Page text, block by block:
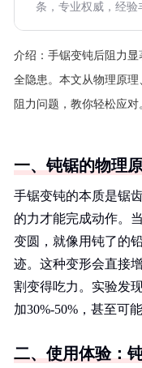
条，专业权威，经验
介绍： 手锯变钝后阻力
全隐患。本文从物理原
阻力问题，教你轻松应对
一、钝锯的物理
手锯变钝的本质是锯
的力才能完成动作。
变圆，就像用钝了的
迹。这种变形会直接
割变得吃力。实验发
加30%-50%，甚至可
二、使用体验：